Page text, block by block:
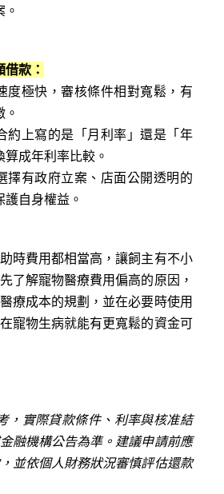
款：
度極快，審核條件相對寬鬆，有
約上寫的是「月利率」還是「年
成年利率比較。
擇有政府立案、店面公開透明的
自身權益。
時費用都相當高，讓飼主有不小
了解寵物醫療費用偏高的原因，
療成本的規劃，並在必要時使用
寵物生病就能有更寬鬆的資金可
，實際貸款條件、利率與核准結
融機構公告為準。建議申請前應
並依個人財務狀況審慎評估還款